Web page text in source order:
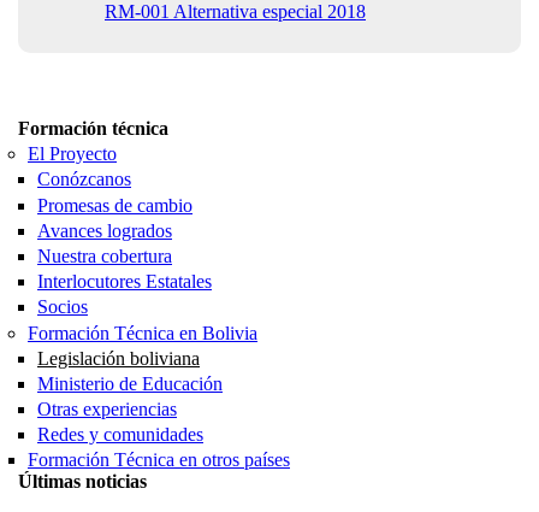
RM-001 Alternativa especial 2018
Formación técnica
El Proyecto
Conózcanos
Promesas de cambio
Avances logrados
Nuestra cobertura
Interlocutores Estatales
Socios
Formación Técnica en Bolivia
Legislación boliviana
Ministerio de Educación
Otras experiencias
Redes y comunidades
Formación Técnica en otros países
Últimas noticias